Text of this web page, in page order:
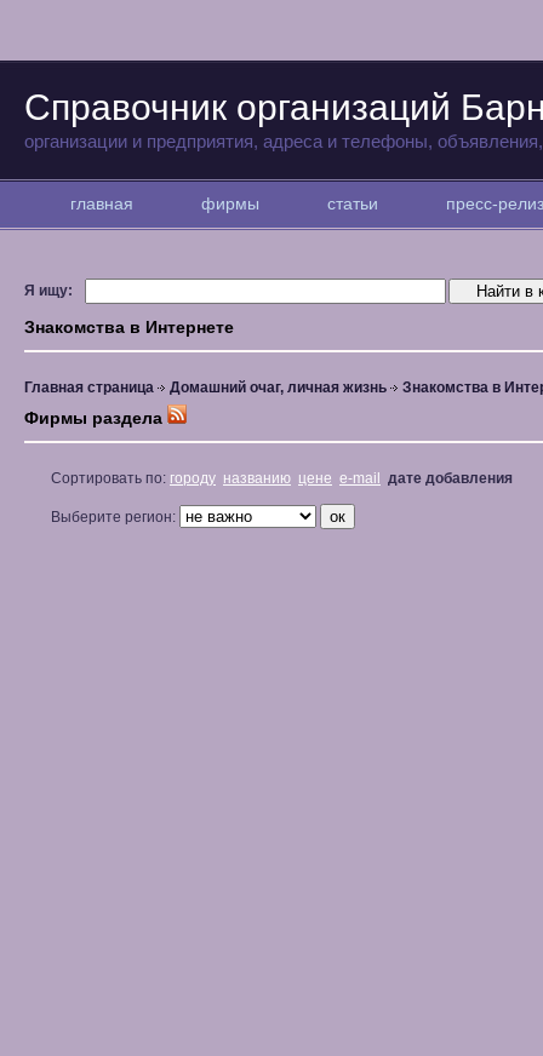
Справочник организаций
организации и предприятия, адреса и телефоны,
главная фирмы статьи пресс-
Я ищу:
Знакомства в Интернете
Главная страница Домашний очаг, личная жизнь Знакомства в
Фирмы раздела
Сортировать по: городу названию цене e-mail дате добавления
Выберите регион: